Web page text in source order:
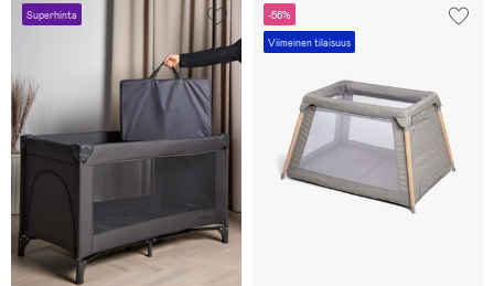
Superhinta -56%
Viimeinen tilaisuus